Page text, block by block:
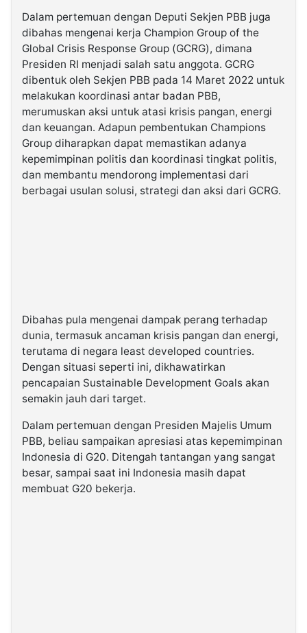
Dalam pertemuan dengan Deputi Sekjen PBB juga
dibahas mengenai kerja Champion Group of the
Global Crisis Response Group (GCRG), dimana
Presiden RI menjadi salah satu anggota. GCRG
dibentuk oleh Sekjen PBB pada 14 Maret 2022 untuk
melakukan koordinasi antar badan PBB,
merumuskan aksi untuk atasi krisis pangan, energi
dan keuangan. Adapun pembentukan Champions
Group diharapkan dapat memastikan adanya
kepemimpinan politis dan koordinasi tingkat politis,
dan membantu mendorong implementasi dari
berbagai usulan solusi, strategi dan aksi dari GCRG.
Dibahas pula mengenai dampak perang terhadap
dunia, termasuk ancaman krisis pangan dan energi,
terutama di negara least developed countries.
Dengan situasi seperti ini, dikhawatirkan
pencapaian Sustainable Development Goals akan
semakin jauh dari target.
Dalam pertemuan dengan Presiden Majelis Umum
PBB, beliau sampaikan apresiasi atas kepemimpinan
Indonesia di G20. Ditengah tantangan yang sangat
besar, sampai saat ini Indonesia masih dapat
membuat G20 bekerja.